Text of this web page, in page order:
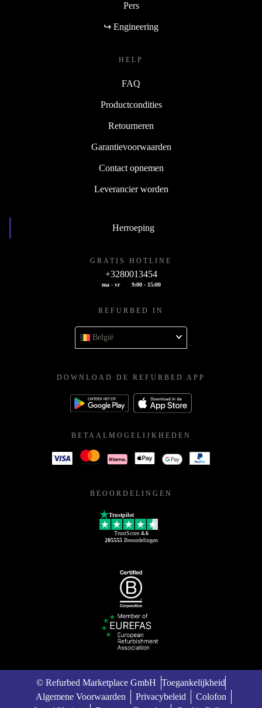
Pers
↪ Engineering
HELP
FAQ
Productcondities
Retourneren
Garantievoorwaarden
Contact opnemen
Leverancier worden
Herroeping
GRATIS HOTLINE
+3280013454
ma - vr 9:00 - 15:00
REFURBED IN
België
DOWNLOAD DE REFURBED APP
BETAALMOGELIJKHEDEN
BEOORDELINGEN
Trustpilot
TrustScore 4.6
205555Beoordelingen
© Refurbed Marketplace GmbH Toegankelijkheid
Algemene Voorwaarden
Privacybeleid
Colofon